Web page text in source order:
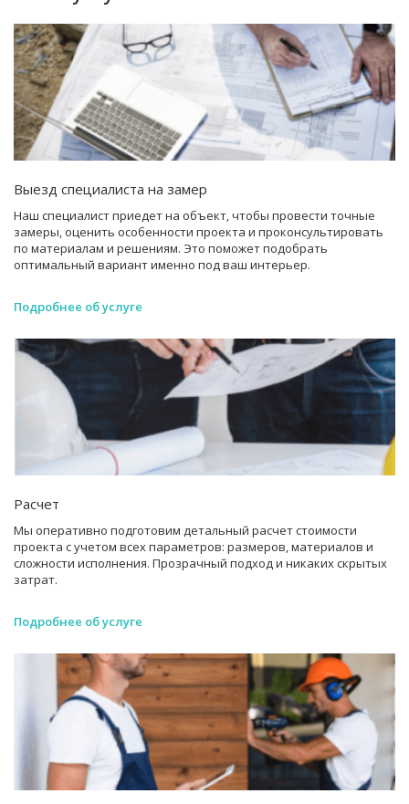
Выезд специалиста на замер
Наш специалист приедет на объект, чтобы провести точные
замеры, оценить особенности проекта и проконсультировать
по материалам и решениям. Это поможет подобрать
оптимальный вариант именно под ваш интерьер.
Подробнее об услуге
Расчет
Мы оперативно подготовим детальный расчет стоимости
проекта с учетом всех параметров: размеров, материалов и
сложности исполнения. Прозрачный подход и никаких скрытых
затрат.
Подробнее об услуге